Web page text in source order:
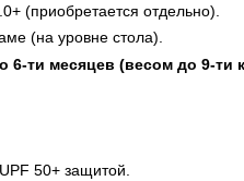
(приобретается отдельно).
(на уровне стола).
ти месяцев (весом до 9-ти
50+ защитой.